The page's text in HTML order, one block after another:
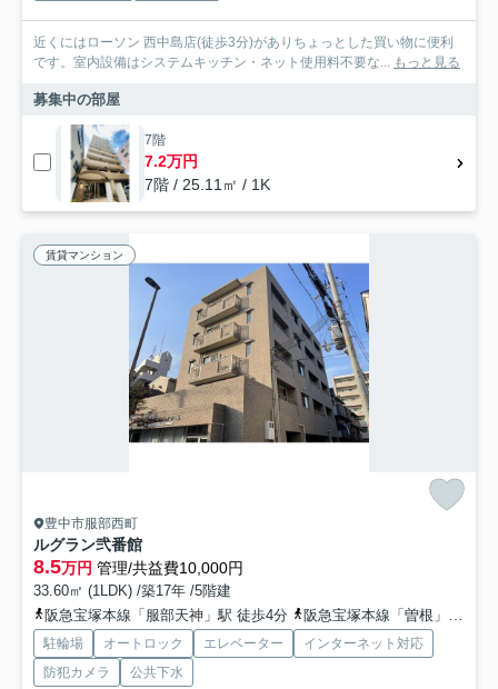
近くにはローソン 西中島店(徒歩3分)がありちょっとした買い物に便利
です。室内設備はシステムキッチン・ネット使用料不要な...
もっと見る
募集中の部屋
7階
7.2万円
7階 / 25.11㎡ / 1K
賃貸マンション
豊中市服部西町
ルグラン弐番館
8.5万円 管理/共益費10,000円
33.60㎡ (1LDK) /築17年 /5階建
阪急宝塚本線「服部天神」駅 徒歩4分
阪急宝塚本線「曽根」駅 徒歩17分
駐輪場 オートロック エレベーター
インターネット対応
防犯カメラ
公共下水